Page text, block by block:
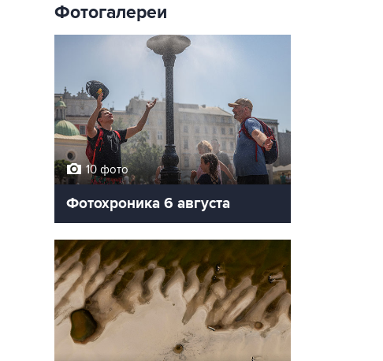
Фотогалереи
10 фото
Фотохроника 6 августа